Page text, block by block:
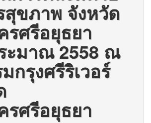
สุขภาพ จังหวัด
รศรีอยุธยา
ะมาณ 2558 ณ
กรุงศรีริเวอร์
รศรีอยุธยา